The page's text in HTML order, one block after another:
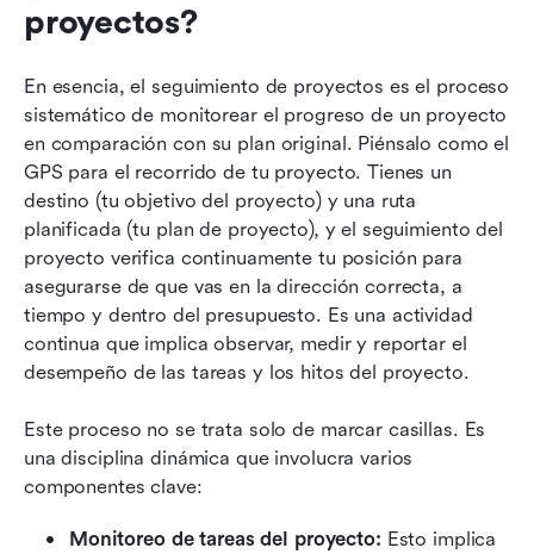
proyectos?
En esencia, el seguimiento de proyectos es el proceso
sistemático de monitorear el progreso de un proyecto
en comparación con su plan original. Piénsalo como el
GPS para el recorrido de tu proyecto. Tienes un
destino (tu objetivo del proyecto) y una ruta
planificada (tu plan de proyecto), y el seguimiento del
proyecto verifica continuamente tu posición para
asegurarse de que vas en la dirección correcta, a
tiempo y dentro del presupuesto. Es una actividad
continua que implica observar, medir y reportar el
desempeño de las tareas y los hitos del proyecto.
Este proceso no se trata solo de marcar casillas. Es
una disciplina dinámica que involucra varios
componentes clave:
Monitoreo de tareas del proyecto: Esto implica